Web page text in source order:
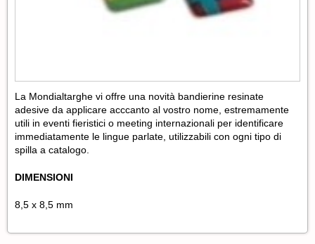
La Mondialtarghe vi offre una novità bandierine resinate
adesive da applicare acccanto al vostro nome, estremamente
utili in eventi fieristici o meeting internazionali per identificare
immediatamente le lingue parlate, utilizzabili con ogni tipo di
spilla a catalogo.
DIMENSIONI
8,5 x 8,5 mm